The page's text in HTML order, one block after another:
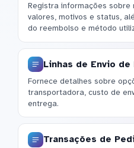
Registra informações sobre
valores, motivos e status,
do reembolso e método
Linhas de Envio de
Fornece detalhes sobre
transportadora, custo de
entrega.
Transações de